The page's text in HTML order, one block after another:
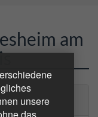
unsere
das
am